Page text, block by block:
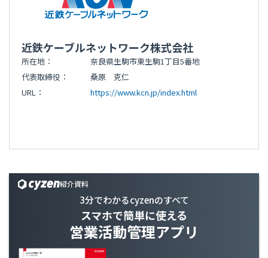
近鉄ケーブルネットワーク株式会社
所在地：
奈良県生駒市東生駒1丁目5番地
代表取締役：
桑原 克仁
URL：
https://www.kcn.jp/index.html
紹介資料
3分でわかるcyzenのすべて
スマホで簡単に使える
営業活動管理アプリ